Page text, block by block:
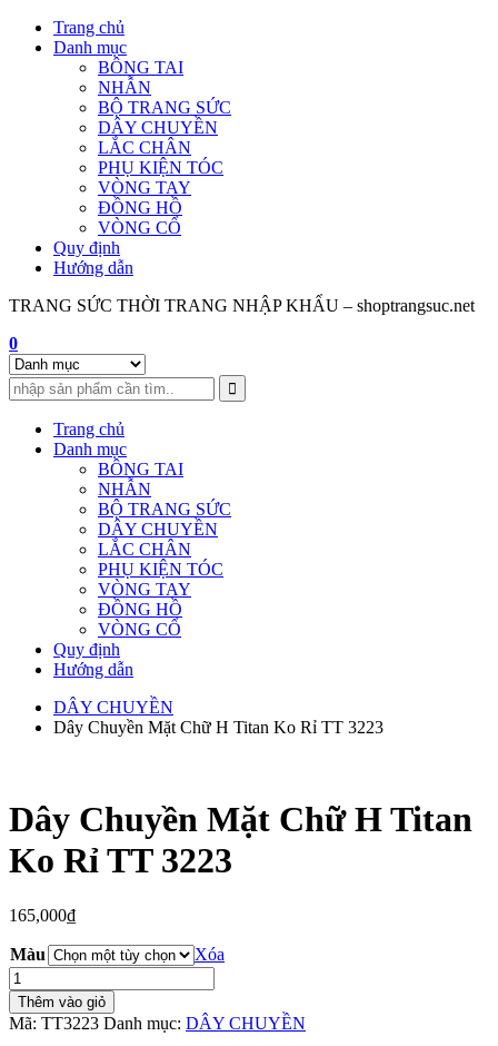
Skip
Trang chủ
Danh mục
BÔNG TAI
NHẪN
BỘ TRANG SỨC
DÂY CHUYỀN
LẮC CHÂN
PHỤ KIỆN TÓC
VÒNG TAY
ĐỒNG HỒ
VÒNG CỔ
Quy định
Hướng dẫn
TRANG SỨC THỜI TRANG NHẬP KHẨU – shoptrangsuc.net
0
Trang chủ
Danh mục
BÔNG TAI
NHẪN
BỘ TRANG SỨC
DÂY CHUYỀN
LẮC CHÂN
PHỤ KIỆN TÓC
VÒNG TAY
ĐỒNG HỒ
VÒNG CỔ
Quy định
Hướng dẫn
DÂY CHUYỀN
Dây Chuyền Mặt Chữ H Titan Ko Rỉ TT 3223
Dây Chuyền Mặt Chữ H Titan
Ko Rỉ TT 3223
165,000₫
Màu
Xóa
Dây
Chuyền
Mặt
Chữ
Thêm vào giỏ
Mã: TT3223 Danh mục: DÂY CHUYỀN